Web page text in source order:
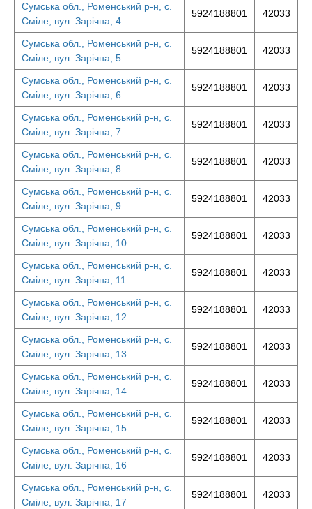
Сумська обл., Роменський р-н, с.
Сміле, вул. Зарічна, 4
5924188801 42033
Сумська обл., Роменський р-н, с.
Сміле, вул. Зарічна, 5
5924188801 42033
Сумська обл., Роменський р-н, с.
Сміле, вул. Зарічна, 6
5924188801 42033
Сумська обл., Роменський р-н, с.
Сміле, вул. Зарічна, 7
5924188801 42033
Сумська обл., Роменський р-н, с.
Сміле, вул. Зарічна, 8
5924188801 42033
Сумська обл., Роменський р-н, с.
Сміле, вул. Зарічна, 9
5924188801 42033
Сумська обл., Роменський р-н, с.
Сміле, вул. Зарічна, 10
5924188801 42033
Сумська обл., Роменський р-н, с.
Сміле, вул. Зарічна, 11
5924188801 42033
Сумська обл., Роменський р-н, с.
Сміле, вул. Зарічна, 12
5924188801 42033
Сумська обл., Роменський р-н, с.
Сміле, вул. Зарічна, 13
5924188801 42033
Сумська обл., Роменський р-н, с.
Сміле, вул. Зарічна, 14
5924188801 42033
Сумська обл., Роменський р-н, с.
Сміле, вул. Зарічна, 15
5924188801 42033
Сумська обл., Роменський р-н, с.
Сміле, вул. Зарічна, 16
5924188801 42033
Сумська обл., Роменський р-н, с.
Сміле, вул. Зарічна, 17
5924188801 42033